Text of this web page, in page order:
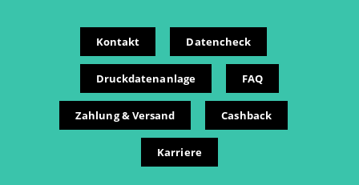
Kontakt Datencheck
Druckdatenanlage FAQ
Zahlung & Versand Cashback
Karriere